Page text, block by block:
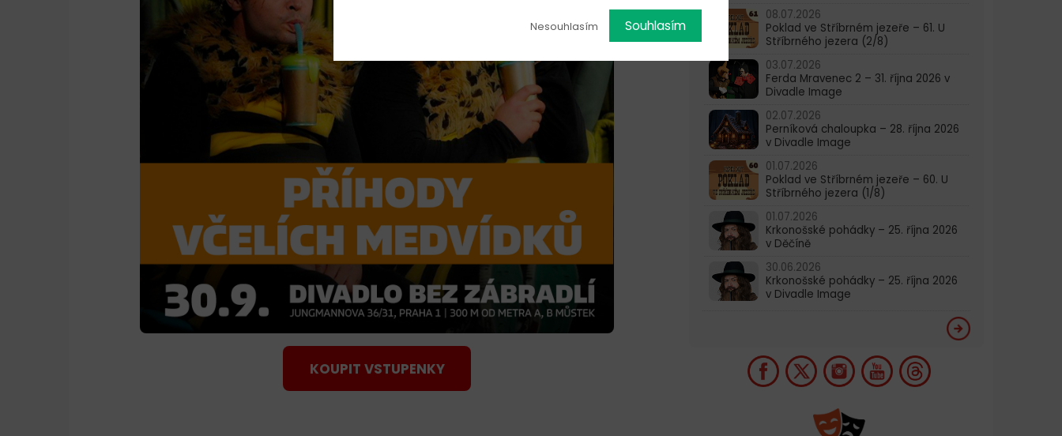
KOUPIT VSTUPENKY
08.07.2026
Poklad ve Stříbrném jezeře – 61. U
Stříbrného jezera (2/8)
03.07.2026
Ferda Mravenec 2 – 31. října 2026 v
Divadle Image
02.07.2026
Perníková chaloupka – 28. října 2026
v Divadle Image
01.07.2026
Poklad ve Stříbrném jezeře – 60. U
Stříbrného jezera (1/8)
01.07.2026
Krkonošské pohádky – 25. října 2026
v Děčíně
30.06.2026
Krkonošské pohádky – 25. října 2026
v Divadle Image
Nesouhlasím Souhlasím